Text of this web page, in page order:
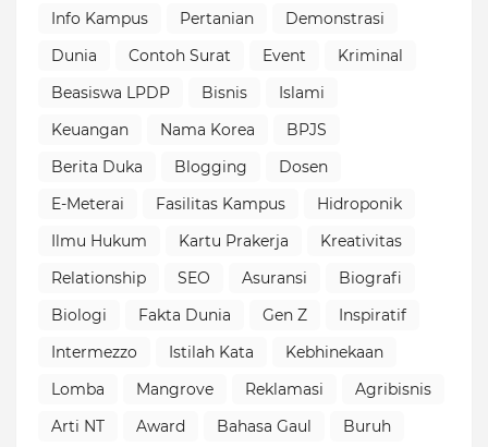
Info Kampus
Pertanian
Demonstrasi
Dunia
Contoh Surat Event
Kriminal
Beasiswa LPDP
Bisnis
Islami
Keuangan
Nama Korea
BPJS
Berita Duka
Blogging
Dosen
E-Meterai
Fasilitas Kampus
Hidroponik
Ilmu Hukum
Kartu Prakerja
Kreativitas
Relationship
SEO Asuransi
Biografi
Biologi
Fakta Dunia Gen Z
Inspiratif
Intermezzo
Istilah Kata
Kebhinekaan
Lomba
Mangrove Reklamasi
Agribisnis
Arti NT
Award Bahasa Gaul
Buruh